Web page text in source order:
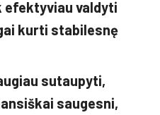
efektyviau valdyti
kurti stabilesnę
sutaupyti,
saugesni,